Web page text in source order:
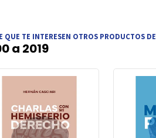
QUE TE INTERESEN OTROS PRODUCTOS DE
a 2019